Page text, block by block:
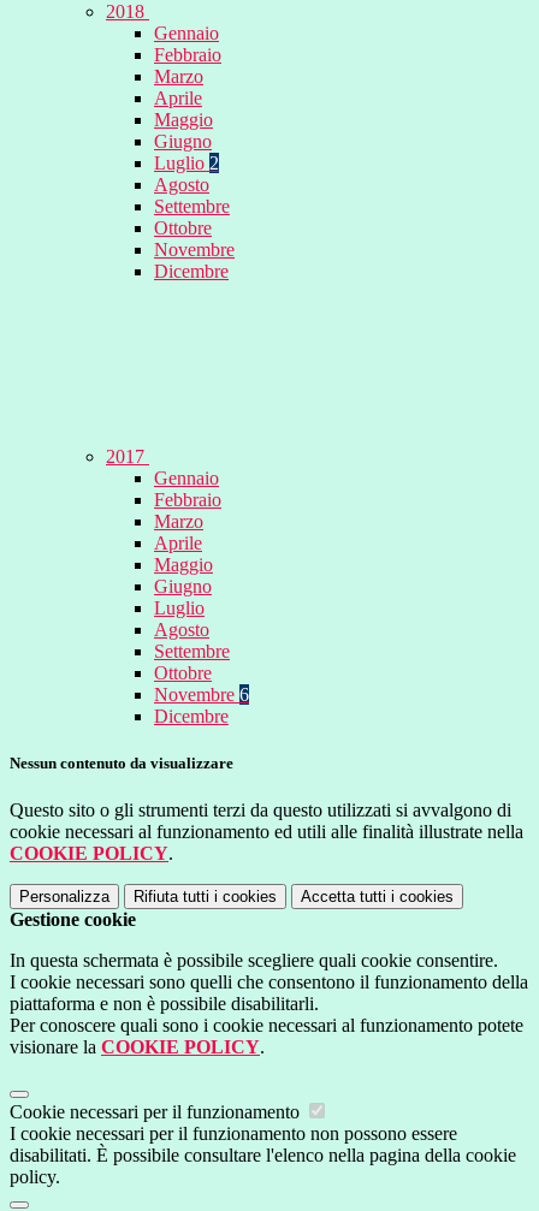
2018
Gennaio
Febbraio
Marzo
Aprile
Maggio
Giugno
Luglio 2
Agosto
Settembre
Ottobre
Novembre
Dicembre
2017
Gennaio
Febbraio
Marzo
Aprile
Maggio
Giugno
Luglio
Agosto
Settembre
Ottobre
Novembre 6
Dicembre
Nessun contenuto da visualizzare
Questo sito o gli strumenti terzi da questo utilizzati si avvalgono di
cookie necessari al funzionamento ed utili alle finalità illustrate nella
COOKIE POLICY.
Personalizza Rifiuta tutti i cookies Accetta tutti i cookies
Gestione cookie
In questa schermata è possibile scegliere quali cookie consentire.
I cookie necessari sono quelli che consentono il funzionamento della
piattaforma e non è possibile disabilitarli.
Per conoscere quali sono i cookie necessari al funzionamento potete
visionare la COOKIE POLICY.
Cookie necessari per il funzionamento
I cookie necessari per il funzionamento non possono essere
disabilitati. È possibile consultare l'elenco nella pagina della cookie
policy.